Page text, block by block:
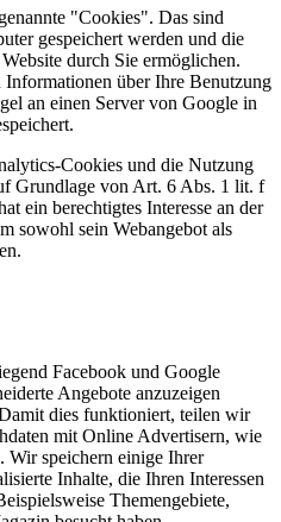
"Cookies". Das sind
gespeichert werden und die
durch Sie ermöglichen.
über Ihre Benutzung
an einen Server von Google in
Cookies und die Nutzung
Grundlage von Art. 6 Abs. 1 lit. f
ein berechtigtes Interesse an der
sowohl sein Webangebot als
Facebook und Google
Angebote anzuzeigen
dies funktioniert, teilen wir
mit Online Advertisern, wie
Wir speichern einige Ihrer
Inhalte, die Ihren Interessen
Themengebiete,